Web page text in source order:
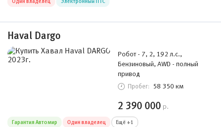
Haval Dargo
Робот - 7, 2, 192 л.с.,
Бензиновый, AWD - полный
привод
Пробег: 58 350 км
2 390 000 р.
Гарантия Автомир Один владелец Ещё +1